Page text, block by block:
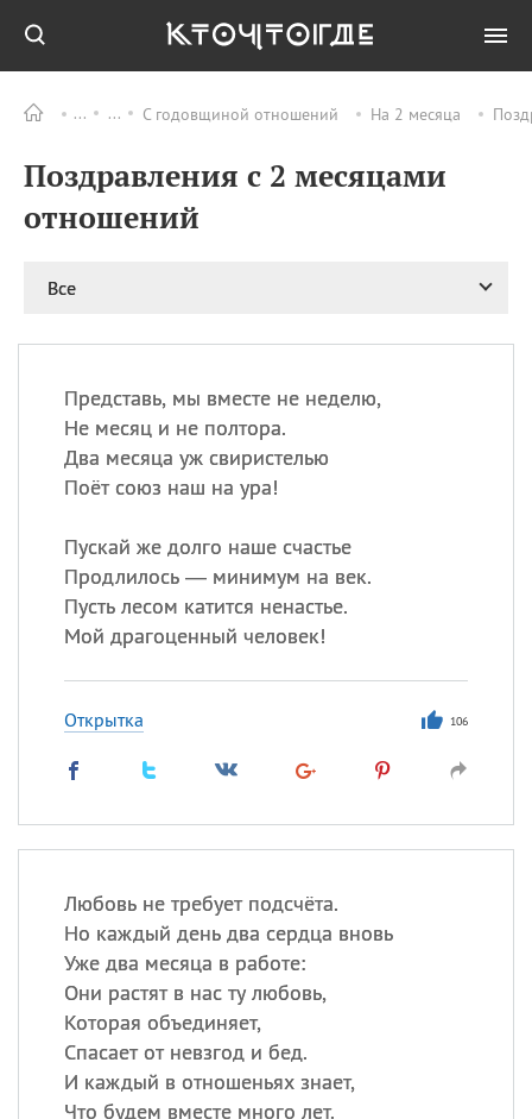
С годовщиной отношений На 2 месяца
Поздравления с 2 месяцами
отношений
Все
Представь, мы вместе не неделю,
Не месяц и не полтора.
Два месяца уж свиристелью
Поёт союз наш на ура!
Пускай же долго наше счастье
Продлилось — минимум на век.
Пусть лесом катится ненастье.
Мой драгоценный человек!
Открытка 106
Любовь не требует подсчёта.
Но каждый день два сердца вновь
Уже два месяца в работе:
Они растят в нас ту любовь,
Которая объединяет,
Спасает от невзгод и бед.
И каждый в отношеньях знает,
Что будем вместе много лет.
ПРАЗДНИКИ Все
09.08
День памяти жертв
день
рисового пудинга
09.08
(Smokey Bear Day)
Сегодня празднуют именины
Сергей